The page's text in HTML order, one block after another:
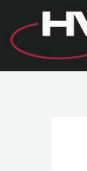
Inhalt
springen